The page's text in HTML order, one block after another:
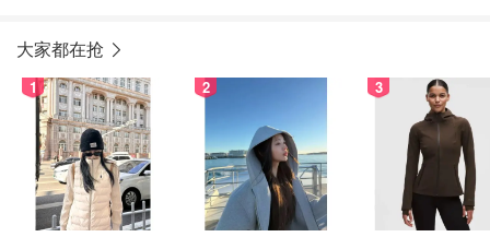
大家都在抢
1 2 3